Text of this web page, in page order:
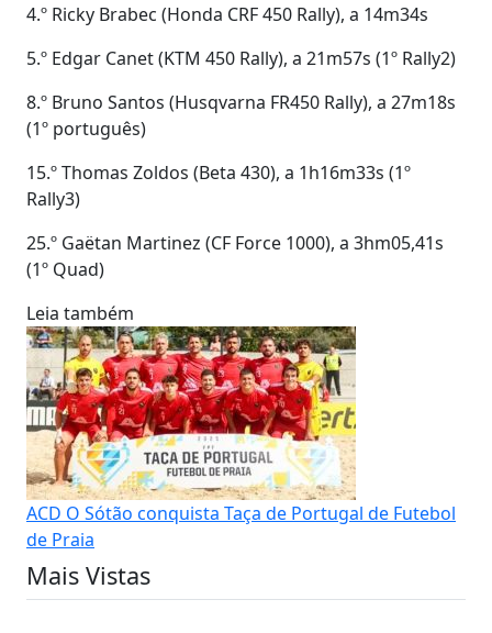
4.º Ricky Brabec (Honda CRF 450 Rally), a 14m34s
5.º Edgar Canet (KTM 450 Rally), a 21m57s (1º Rally2)
8.º Bruno Santos (Husqvarna FR450 Rally), a 27m18s
(1º português)
15.º Thomas Zoldos (Beta 430), a 1h16m33s (1º
Rally3)
25.º Gaëtan Martinez (CF Force 1000), a 3hm05,41s
(1º Quad)
Leia também
ACD O Sótão conquista Taça de Portugal de Futebol
de Praia
Mais Vistas